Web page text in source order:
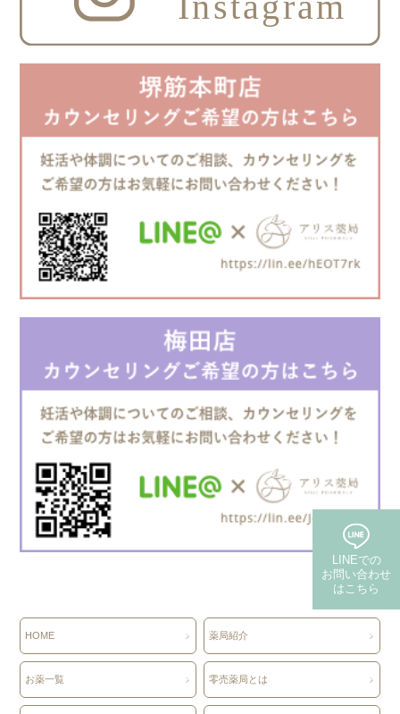
HOME 薬局紹介
お薬一覧 零売薬局とは
LINEでの
お問い合わせ
はこちら